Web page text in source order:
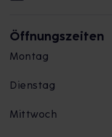
Öffnungszeiten
Montag
Dienstag
Mittwoch